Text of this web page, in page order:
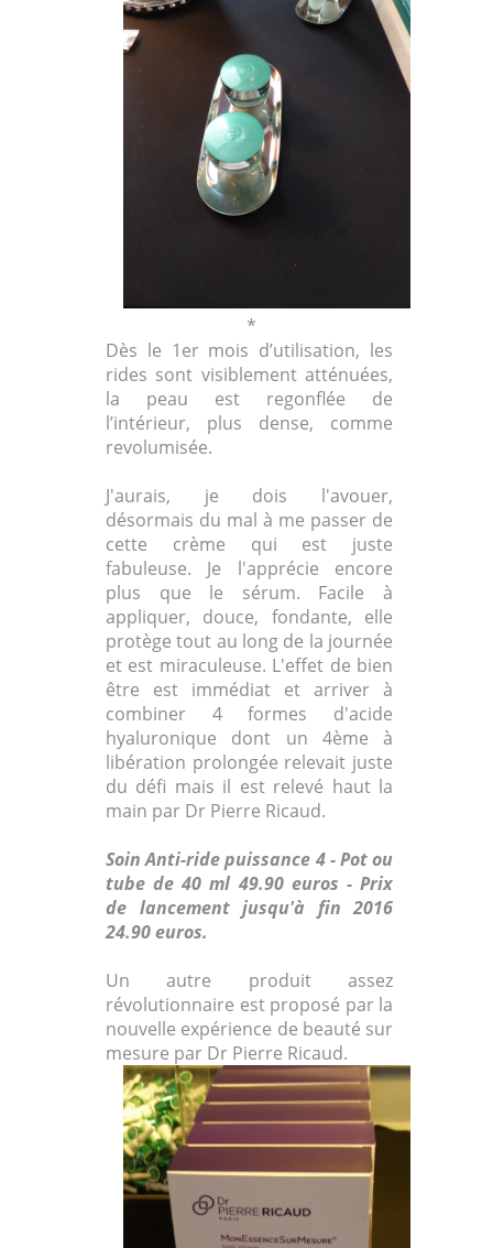
*
Dès le 1er mois d’utilisation, les
rides sont visiblement atténuées,
la peau est regonflée de
l’intérieur, plus dense, comme
revolumisée.
J'aurais, je dois l'avouer,
désormais du mal à me passer de
cette crème qui est juste
fabuleuse. Je l'apprécie encore
plus que le sérum. Facile à
appliquer, douce, fondante, elle
protège tout au long de la journée
et est miraculeuse. L'effet de bien
être est immédiat et arriver à
combiner 4 formes d'acide
hyaluronique dont un 4ème à
libération prolongée relevait juste
du défi mais il est relevé haut la
main par Dr Pierre Ricaud.
Soin Anti-ride puissance 4 - Pot ou
tube de 40 ml 49.90 euros - Prix
de lancement jusqu'à fin 2016
24.90 euros.
Un autre produit assez
révolutionnaire est proposé par la
nouvelle expérience de beauté sur
mesure par Dr Pierre Ricaud.